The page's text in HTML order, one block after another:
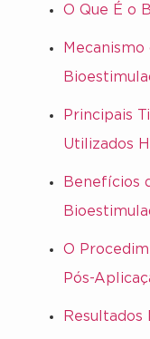
O Que É o
Principais
Utilizados
Benefícios
O
Pós-
Resultados